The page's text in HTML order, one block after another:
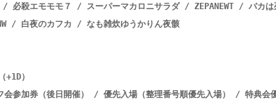
/ 必殺エモモモ７ / スーパーマカロニサラダ / ZEPANEWT / バカ
/ 白夜のカフカ / なも雑炊ゆうかりん夜骸
）
会参加券（後日開催） / 優先入場（整理番号順優先入場） / 特典会